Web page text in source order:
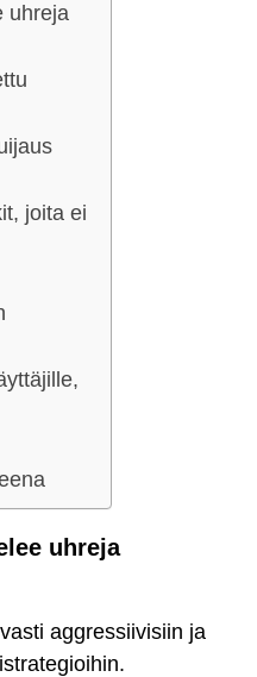
uhreja
joita ei
uhreja
aggressiivisiin ja